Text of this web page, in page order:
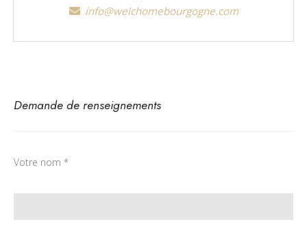
info@welchomebourgogne.com
Demande de renseignements
Votre nom *